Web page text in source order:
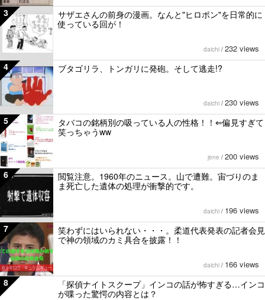
3
サザエさんの前身の漫画。なんと"ヒロポン"を日常的に
使っている回が！
daichi / 232 views
4 ブタゴリラ、トンガリに発砲。そして逃走!?
daichi / 230 views
5
タバコの銘柄別の吸っている人の性格！！⇐偏見すぎて
笑っちゃうww
jene / 200 views
6
閲覧注意。1960年のニュース。山で遭難。宙づりのま
ま死亡した遺体の処理が衝撃的です。
daichi / 196 views
7
笑わずにはいられない・・・。柔道代表発表の記者会見
で神の領域のカミ具合を披露！！
daichi / 166 views
8
「探偵ナイトスクープ」インコの話が怖すぎる…インコ
が喋った驚愕の内容とは？